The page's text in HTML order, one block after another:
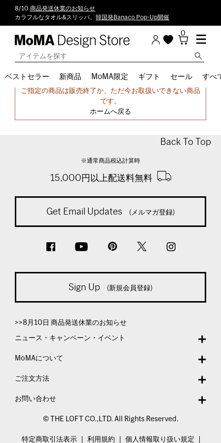
8/10 商品発送休業のお知らせ
カラフルなタオル&スリッパ。 韓国発Banaco Pop-Up開催
0
ベストセラー 新商品 MoMA限定 ギフト セール すべ
申し訳ございません。
ご指定の商品は販売終了か、ただ今お取扱いできない商品
です。
ホームへ戻る
Back To Top
※通常商品税込計算時
15,000円以上配送料無料
Get Email Updates (メルマガ登録)
Sign Up (新規会員登録)
>>8月10日 商品発送休業のお知らせ
ニュース・キャンペーン・イベント
MoMAについて
ご注文方法
お問い合わせ
© THE LOFT CO.,LTD. All Rights Reserved.
特定商取引法表示 利用規約 個人情報取り扱い規定